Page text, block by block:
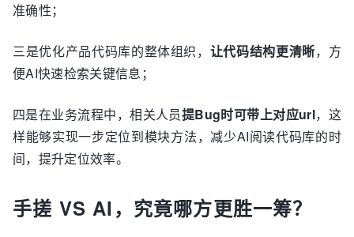
准确性；
三是优化产品代码库的整体组织， 让代码结构更清晰，方
便AI快速检索关键信息；
四是在业务流程中，相关人员提Bug时可带上对应url，这
样能够实现一步定位到模块方法，减少AI阅读代码库的时
间，提升定位效率。
手搓 VS AI，究竟哪方更胜一筹？